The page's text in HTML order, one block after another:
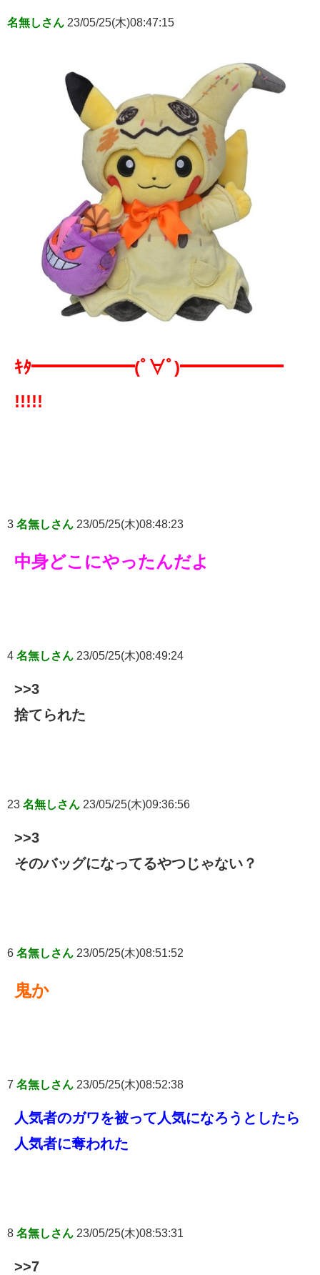
名無しさん 23/05/25(木)08:47:15
ｷﾀ━━━━━━(ﾟ∀ﾟ)━━━━━━
!!!!!
3 名無しさん 23/05/25(木)08:48:23
中身どこにやったんだよ
4 名無しさん 23/05/25(木)08:49:24
>>3
捨てられた
23 名無しさん 23/05/25(木)09:36:56
>>3
そのバッグになってるやつじゃない？
6 名無しさん 23/05/25(木)08:51:52
鬼か
7 名無しさん 23/05/25(木)08:52:38
人気者のガワを被って人気になろうとしたら
人気者に奪われた
8 名無しさん 23/05/25(木)08:53:31
>>7